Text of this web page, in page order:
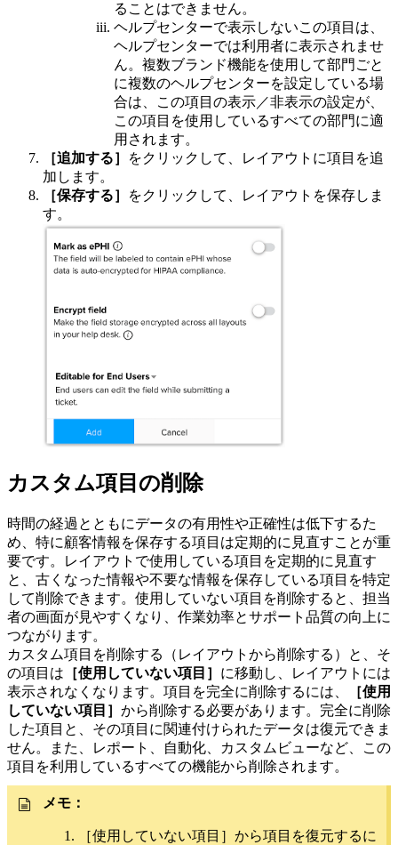
ることはできません。
ヘルプセンターで表示しないこの項目は、
ヘルプセンターでは利用者に表示されませ
ん。 複数ブランド機能を使用して部門ごと
に複数のヘルプセンターを設定している場
合は、この項目の表示／非表示の設定が、
この項目を使用しているすべての部門に適
用されます。
［追加する］
をクリックして、レイアウトに項目を追
加します。
［保存する］
をクリックして、レイアウトを保存しま
す。
カスタム項目の削除
時間の経過とともにデータの有用性や正確性は低下するた
め、特に顧客情報を保存する項目は定期的に見直すことが重
要です。レイアウトで使用している項目を定期的に見直す
と、古くなった情報や不要な情報を保存している項目を特定
して削除できます。使用していない項目を削除すると、担当
者の画面が見やすくなり、作業効率とサポート品質の向上に
つながります。
カスタム項目を削除する（レイアウトから削除する）と、そ
の項目は ［使用していない項目］ に移動し、レイアウトには
表示されなくなります。項目を完全に削除するには、
［使用
していない項目］ から削除する必要があります。完全に削除
した項目と、その項目に関連付けられたデータは復元できま
せん。また、レポート、自動化、カスタムビューなど、この
項目を利用しているすべての機能から削除されます。
メモ：
［使用していない項目］から項目を復元するに